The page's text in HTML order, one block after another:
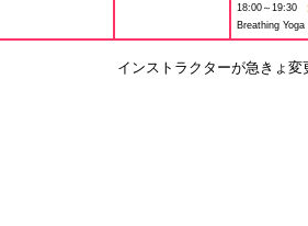
18:00～19:30
Breathing Yoga
インストラクターが急きょ